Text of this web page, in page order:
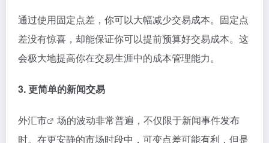
通过使用固定点差，你可以大幅减少交易成本。固定点
差没有惊喜，却能保证你可以提前预算好交易成本。这
会极大地提高你在交易生涯中的成本管理能力。
3. 更简单的新闻交易
外汇市
场的波动非常普遍，不仅限于新闻事件发布
时。在更安静的市场时段中，可变点差可能有利，但是